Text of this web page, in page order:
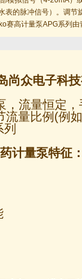
表的脉冲信号）。调节
赛高计量泵APG系列
尚众电子科
，流量恒定
量比例(例
计量泵特征：